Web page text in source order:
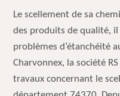
Le scellement de sa
des produits de qualité, il
problèmes d’étanchéité
Charvonnex, la société
travaux concernant le